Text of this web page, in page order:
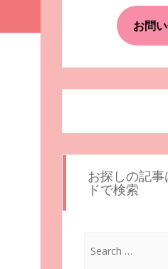
お問
お探しの記
ドで検索